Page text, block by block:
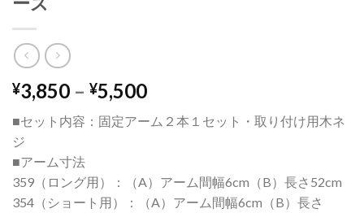
¥3,850 – ¥5,500
■セット内容：固定アーム２本１セット・取り付け用木ネ
ジ
■アーム寸法
359（ロング用）：（A）アーム間幅6cm（B）長さ52cm
354（ショート用）：（A）アーム間幅6cm（B）長さ